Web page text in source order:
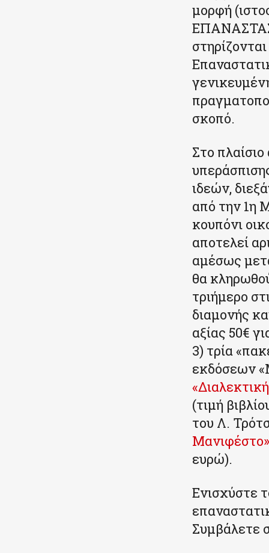
μορφή
σκοπό.
Στο
ιδεών,
από την 1η
κουπόνι
αποτελεί
αμέσως
θα
τριήμερο
διαμονής
αξίας 50€
3) τρία
εκδόσεων
(τιμή
του Λ.
Μανιφέστο»
ευρώ).
Ενισχύστε
Συμβάλετε